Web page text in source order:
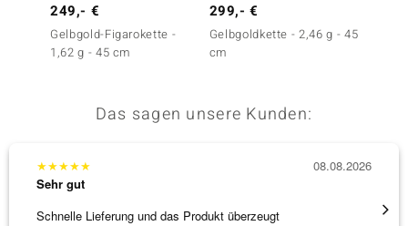
249,- €
Gelbgold-Figarokette -
1,62 g - 45 cm
299,- €
Gelbgoldkette - 2,46 g - 45
cm
Das sagen unsere Kunden:
★★★★★
Sehr gut
Schnelle Lieferung und das Produkt überzeugt
08.08.2026